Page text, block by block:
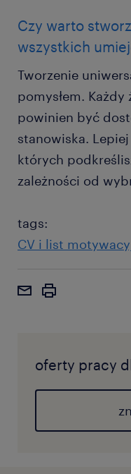
Czy warto
wszystkich
Tworzenie
pomysłem.
powinien być
stanowiska.
których
zależności od
tags:
CV i list
oferty pracy